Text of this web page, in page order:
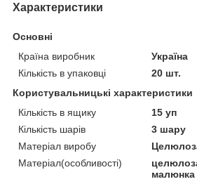
Характеристики
Основні
Країна виробник
Україна
Кількість в упаковці
20 шт.
Користувальницькі характеристики
Кількість в ящику
15 уп
Кількість шарів
3 шару
Матеріал виробу
Матеріал(особливості)
малюнка